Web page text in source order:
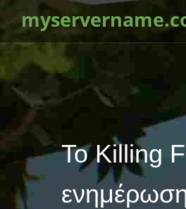
Το Killing